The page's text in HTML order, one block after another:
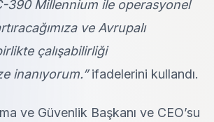
390 Millennium ile operasyonel
ve Avrupalı
çalışabilirliği
inanıyorum.”ifadelerini kullandı.
ve Güvenlik Başkanı ve CEO’su